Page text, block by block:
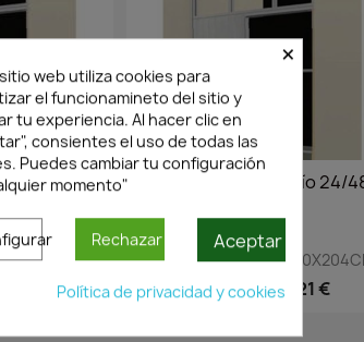
24/48h En Stock·Envío 24/
Vista rápida
PREMARCO
196,02 €137,21 €
×
web utiliza cookies para
el funcionamineto del sitio y
tu experiencia. Al hacer clic en
consientes el uso de todas las
Puedes cambiar tu configuración
momento"
Rechazar Aceptar
Política de privacidad y cookies